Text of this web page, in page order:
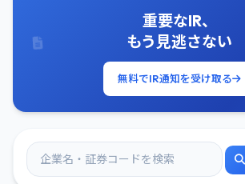
重要なIR、
もう見逃さない
無料でIR通知を受け取る